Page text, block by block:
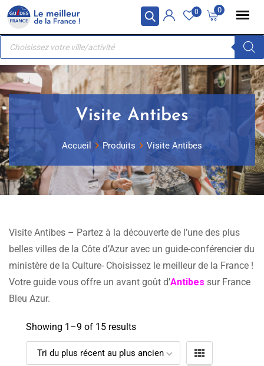
Panneau de gestion des cookies
Skip
content
0
0
Recherche
produits
Visite Antibes
Accueil Produits Visite Antibes
Visite Antibes – Partez à la découverte de l’une des plus
belles villes de la Côte d’Azur avec un guide-conférencier du
ministère de la Culture- Choisissez le meilleur de la France !
Votre guide vous offre un avant goût d’Antibes sur France
Bleu Azur.
Showing 1–9 of 15 results